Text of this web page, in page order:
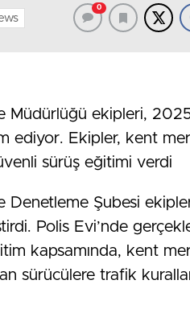
0
Müdürlüğü ekipleri,
ediyor. Ekipler, kent
sürüş eğitimi verdi
Denetleme Şubesi
Polis Evi’nde
kapsamında, kent
sürücülere trafik